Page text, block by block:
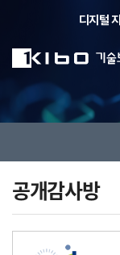
디지털
공개감사방